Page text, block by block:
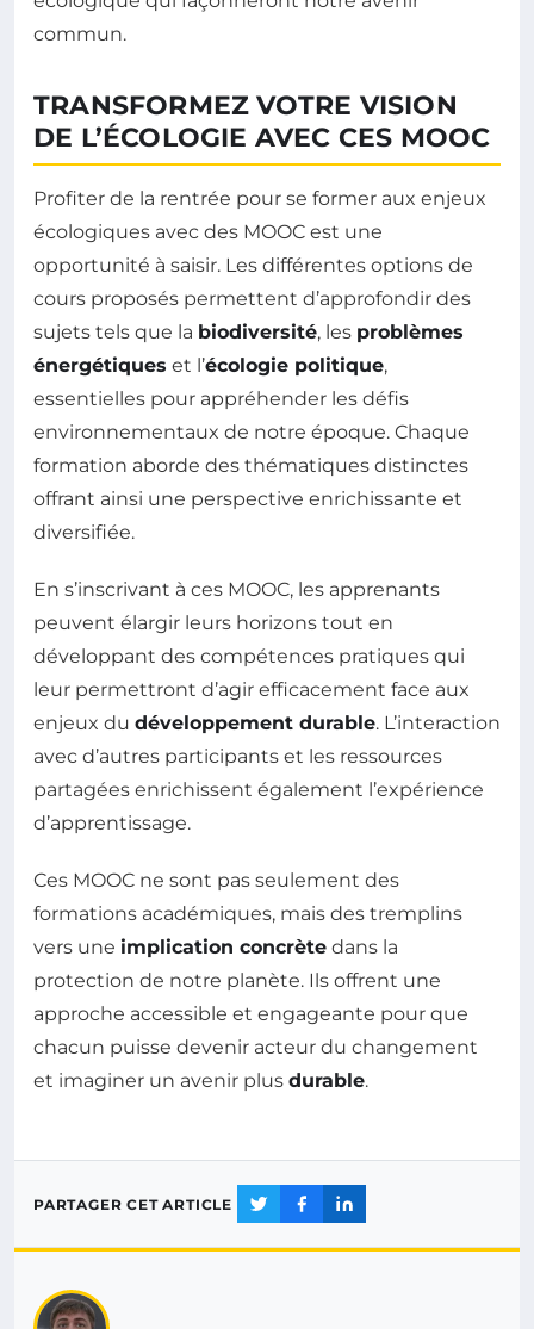
commun.
TRANSFORMEZ VOTRE VISION
DE L’ÉCOLOGIE AVEC CES MOOC
Profiter de la rentrée pour se former aux enjeux
écologiques avec des MOOC est une
opportunité à saisir. Les différentes options de
cours proposés permettent d’approfondir des
sujets tels que la biodiversité, les problèmes
énergétiques et l’écologie politique,
essentielles pour appréhender les défis
environnementaux de notre époque. Chaque
formation aborde des thématiques distinctes
offrant ainsi une perspective enrichissante et
diversifiée.
En s’inscrivant à ces MOOC, les apprenants
peuvent élargir leurs horizons tout en
développant des compétences pratiques qui
leur permettront d’agir efficacement face aux
enjeux du développement durable. L’interaction
avec d’autres participants et les ressources
partagées enrichissent également l’expérience
d’apprentissage.
Ces MOOC ne sont pas seulement des
formations académiques, mais des tremplins
vers une implication concrète dans la
protection de notre planète. Ils offrent une
approche accessible et engageante pour que
chacun puisse devenir acteur du changement
et imaginer un avenir plus durable.
PARTAGER CET ARTICLE